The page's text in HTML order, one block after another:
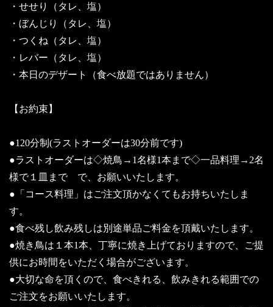
・せせり（タレ、塩）
・ぼんじり（タレ、塩）
・つくね（タレ、塩）
・レバー（タレ、塩）
・本日のデザート（食べ放題ではありません）
【お約束】
●120分制(ラストオーダーは30分前です)
●ラストオーダーは◇焼鳥→1名様1本まで◇一品料理→2名
様で１皿まで で、お願いいたします。
●「コース料理」はご注文頂かなくてもお持ちいたしま
す。
●食べ残し飲み残しは別途単品ご料金を頂戴いたします。
●焼き鳥は１本1本、丁寧に焼き上げておりますので、ご提
供にお時間をいただく場合がございます。
●大切な命を頂くので、食べきれる、飲みきれる範囲での
ご注文をお願いいたします。